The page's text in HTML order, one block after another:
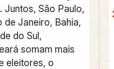
Juntos, São Paulo,
de Janeiro, Bahia,
do Sul,
somam mais
eleitores, o